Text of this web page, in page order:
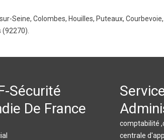
Seine, Colombes, Houilles, Puteaux, Courbevoie,
Sécurité
De France
comptabilité
centrale